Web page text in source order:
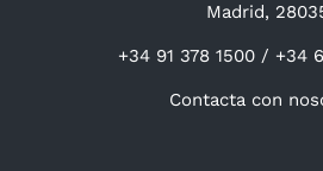
Madrid,
+34 91 378 1500 / +34
Contacta con